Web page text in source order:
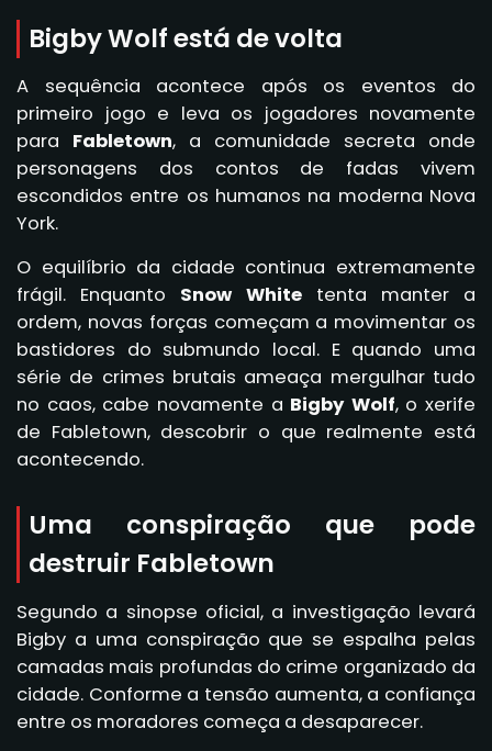
Bigby Wolf está de volta
A sequência acontece após os eventos do
primeiro jogo e leva os jogadores novamente
para Fabletown, a comunidade secreta onde
personagens dos contos de fadas vivem
escondidos entre os humanos na moderna Nova
York.
O equilíbrio da cidade continua extremamente
frágil. Enquanto Snow White tenta manter a
ordem, novas forças começam a movimentar os
bastidores do submundo local. E quando uma
série de crimes brutais ameaça mergulhar tudo
no caos, cabe novamente a Bigby Wolf, o xerife
de Fabletown, descobrir o que realmente está
acontecendo.
Uma conspiração que pode
destruir Fabletown
Segundo a sinopse oficial, a investigação levará
Bigby a uma conspiração que se espalha pelas
camadas mais profundas do crime organizado da
cidade. Conforme a tensão aumenta, a confiança
entre os moradores começa a desaparecer.